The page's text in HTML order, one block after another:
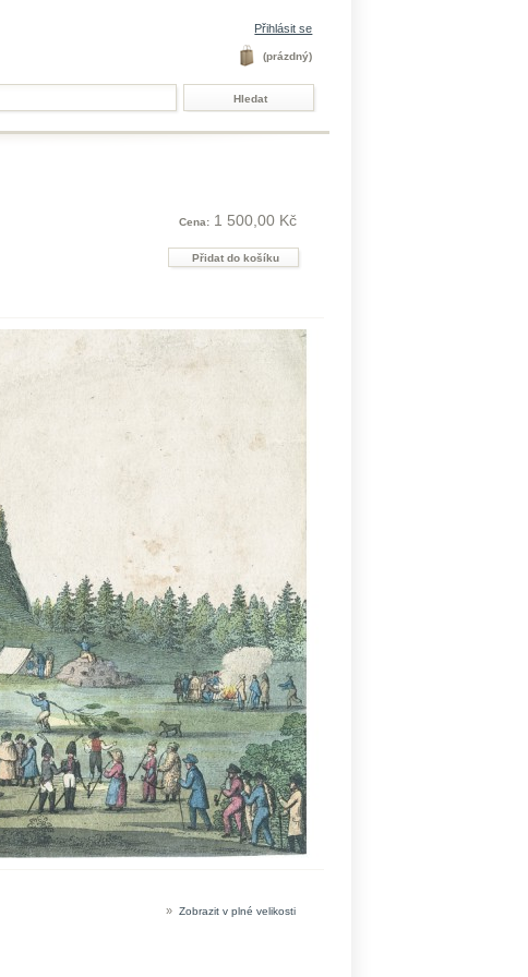
Přihlásit se
(prázdný)
Cena: 1 500,00 Kč
» Zobrazit v plné velikosti